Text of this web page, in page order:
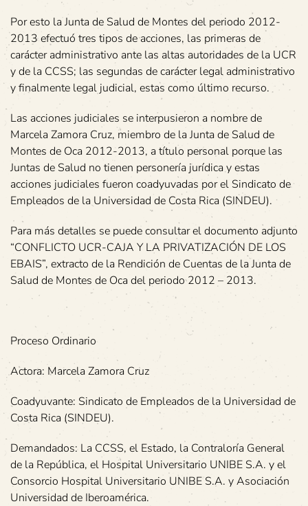
Por esto la Junta de Salud de Montes del periodo 2012-
2013 efectuó tres tipos de acciones, las primeras de
carácter administrativo ante las altas autoridades de la UCR
y de la CCSS; las segundas de carácter legal administrativo
y finalmente legal judicial, estas como último recurso.
Las acciones judiciales se interpusieron a nombre de
Marcela Zamora Cruz, miembro de la Junta de Salud de
Montes de Oca 2012-2013, a título personal porque las
Juntas de Salud no tienen personería jurídica y estas
acciones judiciales fueron coadyuvadas por el Sindicato de
Empleados de la Universidad de Costa Rica (SINDEU).
Para más detalles se puede consultar el documento adjunto
“CONFLICTO UCR-CAJA Y LA PRIVATIZACIÓN DE LOS
EBAIS”, extracto de la Rendición de Cuentas de la Junta de
Salud de Montes de Oca del periodo 2012 – 2013.
Proceso Ordinario
Actora: Marcela Zamora Cruz
Coadyuvante: Sindicato de Empleados de la Universidad de
Costa Rica (SINDEU).
Demandados: La CCSS, el Estado, la Contraloría General
de la República, el Hospital Universitario UNIBE S.A. y el
Consorcio Hospital Universitario UNIBE S.A. y Asociación
Universidad de Iberoamérica.